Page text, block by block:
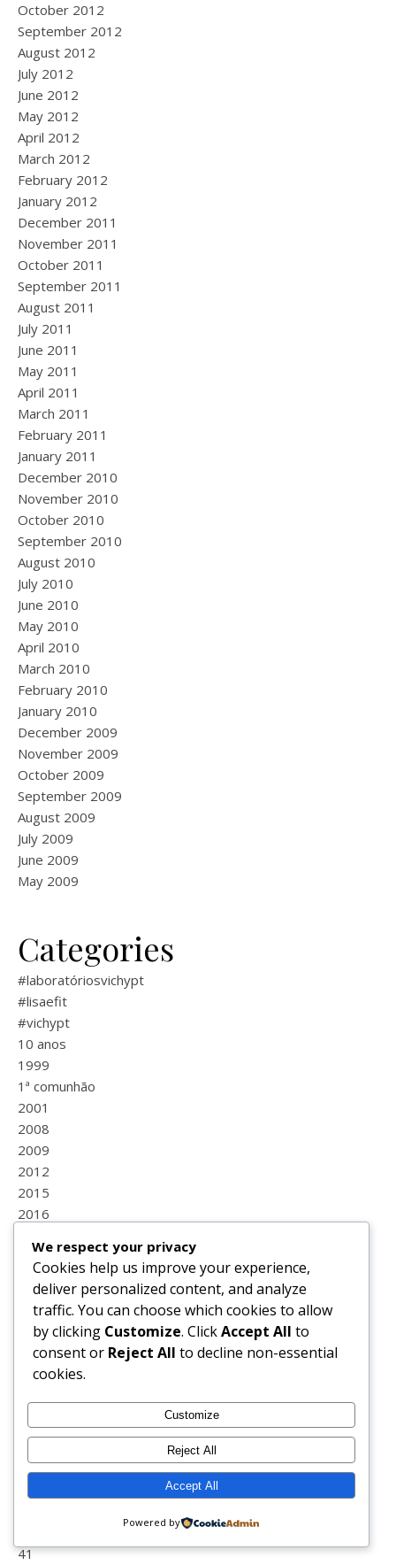
October 2012
September 2012
August 2012
July 2012
June 2012
May 2012
April 2012
March 2012
February 2012
January 2012
December 2011
November 2011
October 2011
September 2011
August 2011
July 2011
June 2011
May 2011
April 2011
March 2011
February 2011
January 2011
December 2010
November 2010
October 2010
September 2010
August 2010
July 2010
June 2010
May 2010
April 2010
March 2010
February 2010
January 2010
December 2009
November 2009
October 2009
September 2009
August 2009
July 2009
June 2009
May 2009
Categories
#laboratóriosvichypt
#lisaefit
#vichypt
10 anos
1999
1ª comunhão
2001
2008
2009
2012
2015
2016
2018
2019
2020
2021
2022
2023
2024
2025
2026
37
41
We respect your privacy
Cookies help us improve your experience,
deliver personalized content, and analyze
traffic. You can choose which cookies to allow
by clicking Customize. ClickAccept All to
consent or Reject All to decline non-essential
cookies.
Customize
Reject All
Accept All
Powered by